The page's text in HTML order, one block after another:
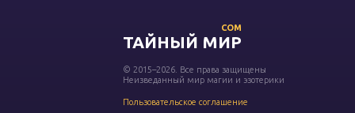
ТАЙНЫЙ МИР
COM
© 2015–2026. Все права защищены
Неизведанный мир магии и эзотерики
Пользовательское соглашение